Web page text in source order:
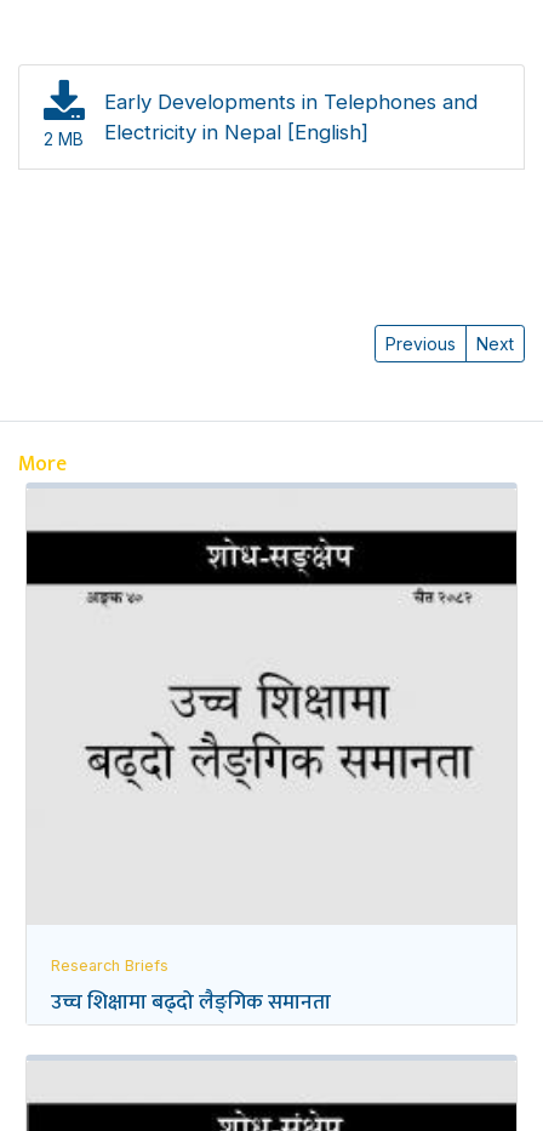
2 MB
Early Developments in Telephones and
Electricity in Nepal [English]
Previous Next
More
Research Briefs
उच्च शिक्षामा बढ्दो लैङ्‌गिक समानता